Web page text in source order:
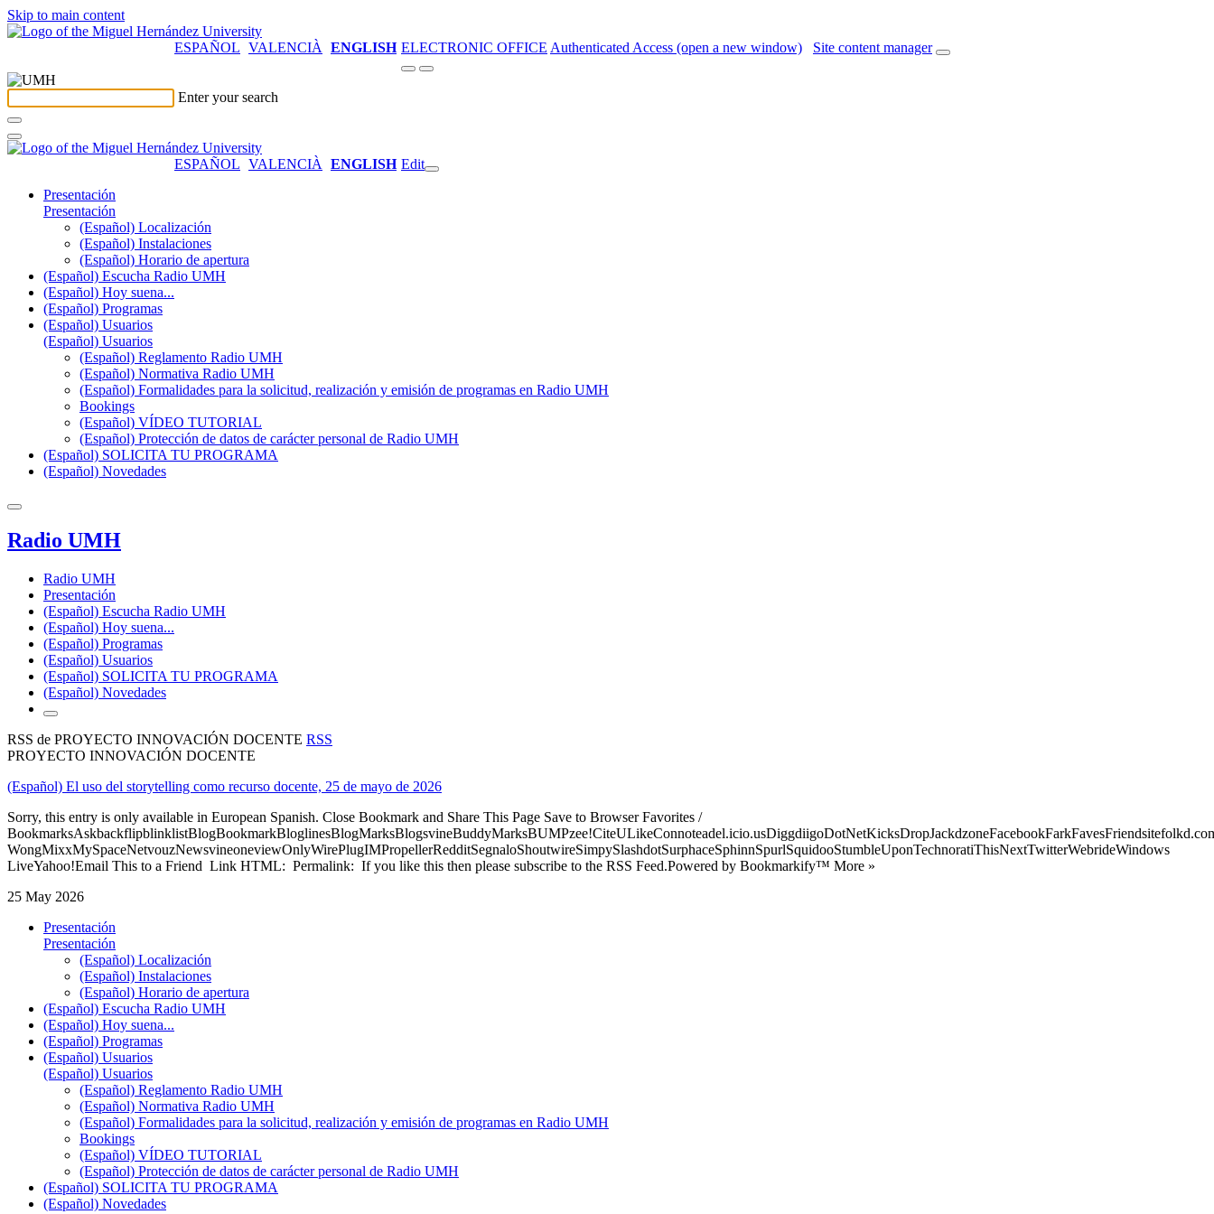
Skip to main content
ESPAÑOL VALENCIÀ ENGLISH ELECTRONIC OFFICE Authenticated Access (open a new window) Site content manager
Enter your search
ESPAÑOL VALENCIÀ ENGLISH Edit
Presentación
Presentación
(Español) Localización
(Español) Instalaciones
(Español) Horario de apertura
(Español) Escucha Radio UMH
(Español) Hoy suena...
(Español) Programas
(Español) Usuarios
(Español) Usuarios
(Español) Reglamento Radio UMH
(Español) Normativa Radio UMH
(Español) Formalidades para la solicitud, realización y emisión de programas en Radio UMH
Bookings
(Español) VÍDEO TUTORIAL
(Español) Protección de datos de carácter personal de Radio UMH
(Español) SOLICITA TU PROGRAMA
(Español) Novedades
Radio UMH
Radio UMH
Presentación
(Español) Escucha Radio UMH
(Español) Hoy suena...
(Español) Programas
(Español) Usuarios
(Español) SOLICITA TU PROGRAMA
(Español) Novedades
RSS de PROYECTO INNOVACIÓN DOCENTE RSS
PROYECTO INNOVACIÓN DOCENTE
(Español) El uso del storytelling como recurso docente, 25 de mayo de 2026
Sorry, this entry is only available in European Spanish. Close Bookmark and Share This Page Save to Browser Favorites /
WongMixxMySpaceNetvouzNewsvineoneviewOnlyWirePlugIMPropellerRedditSegnaloShoutwireSimpySlashdotSurphaceSphinnSpurlSquidooStumbleUponTechnoratiThisNextTwitterWebrideWindows
LiveYahoo!Email This to a Friend Link HTML: Permalink: If you like this then please subscribe to the RSS Feed.Powered by Bookmarkify™ More »
25 May 2026
Presentación
Presentación
(Español) Localización
(Español) Instalaciones
(Español) Horario de apertura
(Español) Escucha Radio UMH
(Español) Hoy suena...
(Español) Programas
(Español) Usuarios
(Español) Usuarios
(Español) Reglamento Radio UMH
(Español) Normativa Radio UMH
(Español) Formalidades para la solicitud, realización y emisión de programas en Radio UMH
Bookings
(Español) VÍDEO TUTORIAL
(Español) Protección de datos de carácter personal de Radio UMH
(Español) SOLICITA TU PROGRAMA
(Español) Novedades